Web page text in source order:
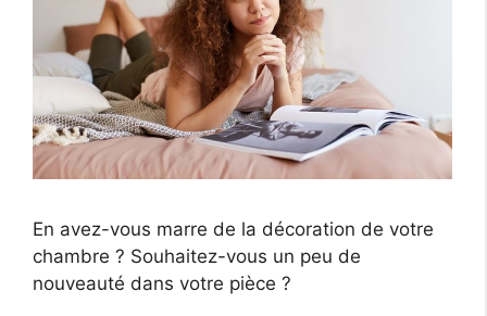
En avez-vous marre de la décoration de votre
chambre ? Souhaitez-vous un peu de
nouveauté dans votre pièce ?